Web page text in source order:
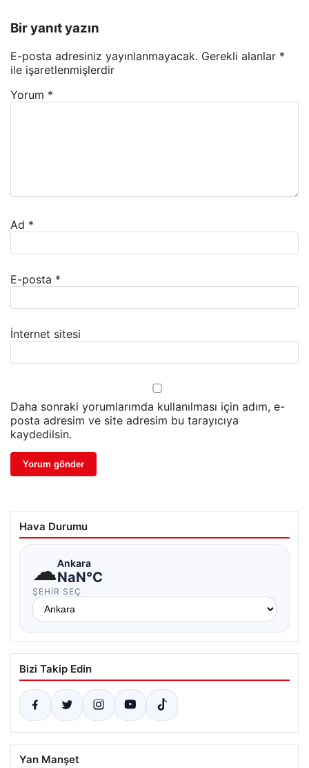
Bir yanıt yazın
E-posta adresiniz yayınlanmayacak. Gerekli alanlar *
ile işaretlenmişlerdir
Yorum *
Ad *
E-posta *
İnternet sitesi
Daha sonraki yorumlarımda kullanılması için adım, e-
posta adresim ve site adresim bu tarayıcıya
kaydedilsin.
Hava Durumu
☁Ankara
NaN°C
ŞEHIR SEÇ
Bizi Takip Edin
Yan Manşet